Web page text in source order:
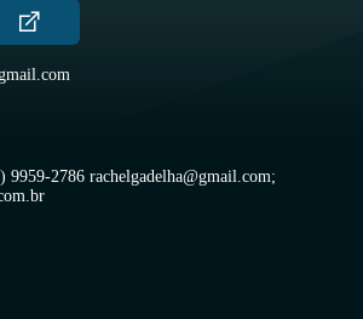
9959-2786 rachelgadelha@gmail.com;